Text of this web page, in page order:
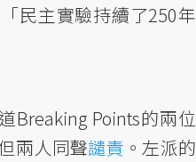
民主實驗持續了250年
Breaking Points的兩位
兩人同聲譴責 。左派的